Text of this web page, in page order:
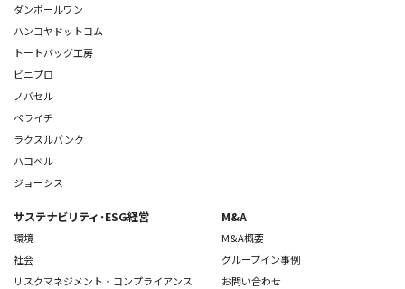
ダンボールワン
ハンコヤドットコム
トートバッグ工房
ビニプロ
ノバセル
ペライチ
ラクスルバンク
ハコベル
ジョーシス
サステナビリティ･ESG経営
環境
社会
リスクマネジメント・コンプライアンス
M&A
M&A概要
グループイン事例
お問い合わせ